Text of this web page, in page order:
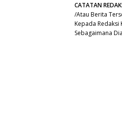
CATATAN
/Atau Berita
Kepada Redaksi
Sebagaimana